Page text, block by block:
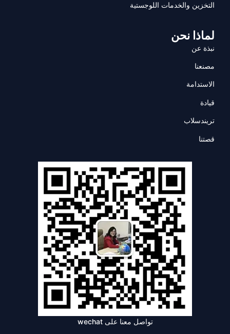
التخزين والخدمات اللوجستية
لماذا نحن
نبذة عن
مصنعنا
الاستدامة
قيادة
تريندسلاب
قصتنا
تواصل معنا على wechat